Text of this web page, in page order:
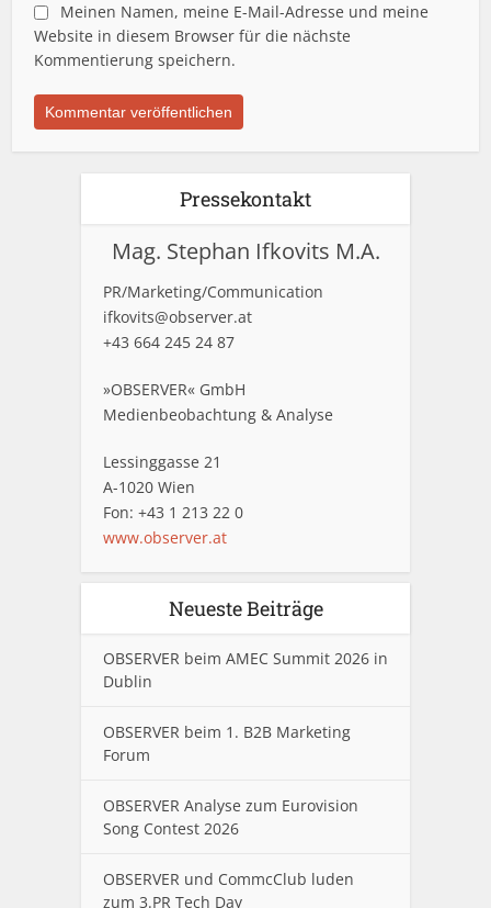
Meinen Namen, meine E-Mail-Adresse und meine
Website in diesem Browser für die nächste
Kommentierung speichern.
Pressekontakt
Mag. Stephan Ifkovits M.A.
PR/Marketing/Communication
ifkovits@observer.at
+43 664 245 24 87
»OBSERVER« GmbH
Medienbeobachtung & Analyse
Lessinggasse 21
A-1020 Wien
Fon: +43 1 213 22 0
www.observer.at
Neueste Beiträge
OBSERVER beim AMEC Summit 2026 in
Dublin
OBSERVER beim 1. B2B Marketing
Forum
OBSERVER Analyse zum Eurovision
Song Contest 2026
OBSERVER und CommcClub luden
zum 3.PR Tech Day